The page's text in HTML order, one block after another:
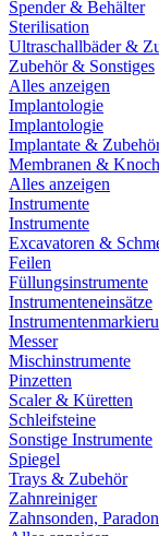
Spender & Behälter
Sterilisation
Ultraschallbäder &
Zubehör & Sonstiges
Alles anzeigen
Implantologie
Implantologie
Implantate &
Membranen &
Alles anzeigen
Instrumente
Instrumente
Excavatoren &
Feilen
Füllungsinstrumente
Instrumenteneinsätze
Messer
Mischinstrumente
Pinzetten
Scaler & Küretten
Schleifsteine
Sonstige Instrumente
Spiegel
Trays & Zubehör
Zahnreiniger
Zahnsonden,